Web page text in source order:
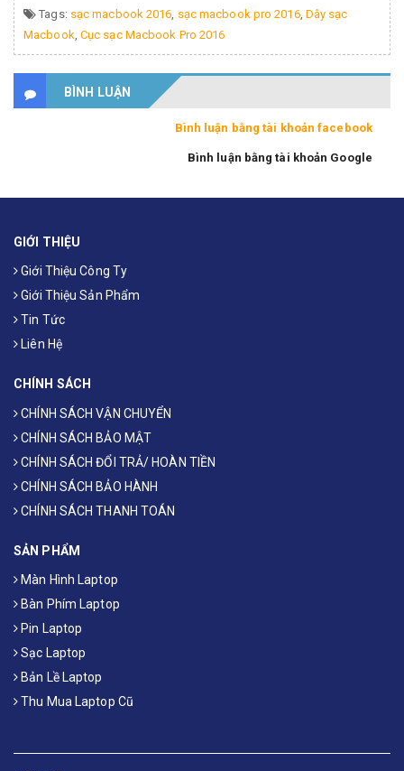
Tags: sạc macbook 2016, sạc macbook pro 2016, Dây sạc
Macbook, Cục sạc Macbook Pro 2016
BÌNH LUẬN
Bình luận bằng tài khoản facebook
Bình luận bằng tài khoản Google
GIỚI THIỆU
Giới Thiệu Công Ty
Giới Thiệu Sản Phẩm
Tin Tức
Liên Hệ
CHÍNH SÁCH
CHÍNH SÁCH VẬN CHUYỂN
CHÍNH SÁCH BẢO MẬT
CHÍNH SÁCH ĐỔI TRẢ/ HOÀN TIỀN
CHÍNH SÁCH BẢO HÀNH
CHÍNH SÁCH THANH TOÁN
SẢN PHẨM
Màn Hình Laptop
Bàn Phím Laptop
Pin Laptop
Sạc Laptop
Bản Lề Laptop
Thu Mua Laptop Cũ